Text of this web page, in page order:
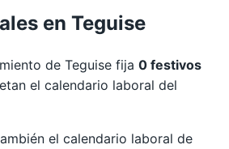
en Teguise
de Teguise fija 0 festivos
el calendario laboral del
el calendario laboral de